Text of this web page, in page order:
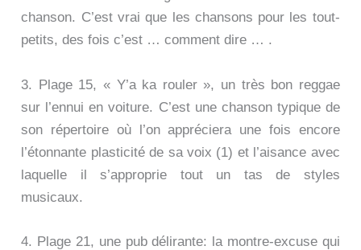
chanson. C’est vrai que les chansons pour les tout-
petits, des fois c’est … comment dire … .
3. Plage 15, « Y’a ka rouler », un très bon reggae
sur l’ennui en voiture. C’est une chanson typique de
son répertoire où l’on appréciera une fois encore
l’étonnante plasticité de sa voix (1) et l’aisance avec
laquelle il s’approprie tout un tas de styles
musicaux.
4. Plage 21, une pub délirante: la montre-excuse qui